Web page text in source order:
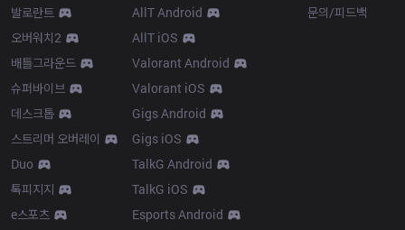
발로란트
오버워치2
배틀그라운드
슈퍼바이브
데스크톱
스트리머 오버레이
Duo
톡피지지
e스포츠
AllT Android
AllT iOS
Valorant Android
Valorant iOS
Gigs Android
Gigs iOS
TalkG Android
TalkG iOS
Esports Android
문의/피드백